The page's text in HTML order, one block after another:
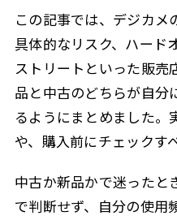
この記事では、デジカ
具体的なリスク、ハード
ストリートといった販売
品と中古のどちらが自分
るようにまとめました。
や、購入前にチェックす
中古か新品かで迷ったと
で判断せず、自分の使用
2.5.1 購入後に使わな
2.5.2 メンテナンスや
2.6 よくある質問
2.6.1 Q. 中古デジカメ
2.6.2 Q. 中古カメラを
されたモデルが